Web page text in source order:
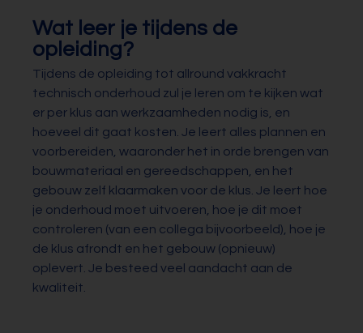
Wat leer je tijdens de
opleiding?
Tijdens de opleiding tot allround vakkracht
technisch onderhoud zul je leren om te kijken wat
er per klus aan werkzaamheden nodig is, en
hoeveel dit gaat kosten. Je leert alles plannen en
voorbereiden, waaronder het in orde brengen van
bouwmateriaal en gereedschappen, en het
gebouw zelf klaarmaken voor de klus. Je leert hoe
je onderhoud moet uitvoeren, hoe je dit moet
controleren (van een collega bijvoorbeeld), hoe je
de klus afrondt en het gebouw (opnieuw)
oplevert. Je besteed veel aandacht aan de
kwaliteit.